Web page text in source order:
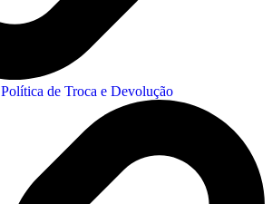
Política de Troca e Devolução